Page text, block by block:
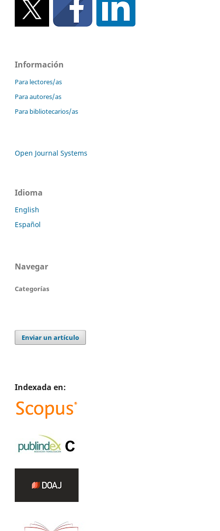
Información
Para lectores/as
Para autores/as
Para bibliotecarios/as
Open Journal Systems
Idioma
English
Español
Navegar
Categorías
Enviar un artículo
Indexada en: